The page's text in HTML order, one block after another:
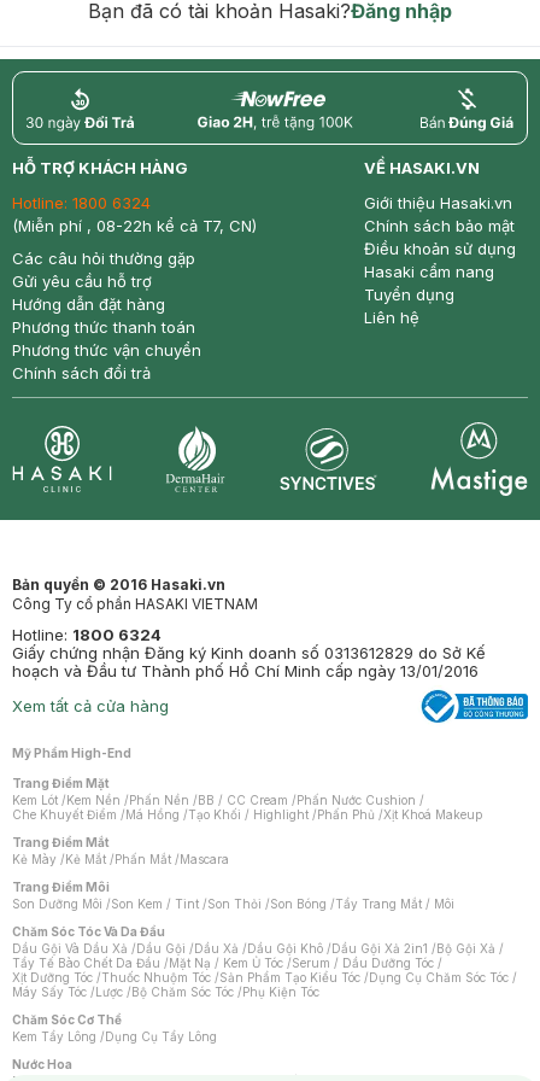
Bạn đã có tài khoản Hasaki?Đăng nhập
return nowfree price
HỖ TRỢ KHÁCH HÀNG
Hotline: 1800 6324
(Miễn phí , 08-22h kể cả T7, CN)
Các câu hỏi thường gặp
Gửi yêu cầu hỗ trợ
Hướng dẫn đặt hàng
Phương thức thanh toán
Phương thức vận chuyển
Chính sách đổi trả
VỀ HASAKI.VN
Giới thiệu Hasaki.vn
Chính sách bảo mật
Điều khoản sử dụng
Hasaki cẩm nang
Tuyển dụng
Liên hệ
Bản quyền © 2016 Hasaki.vn
Công Ty cổ phần HASAKI VIETNAM
Hotline: 1800 6324
Giấy chứng nhận Đăng ký Kinh doanh số 0313612829 do Sở Kế
hoạch và Đầu tư Thành phố Hồ Chí Minh cấp ngày 13/01/2016
Xem tất cả cửa hàng
Mỹ Phẩm High-End
Trang Điểm Mặt
Kem Lót /Kem Nền /Phấn Nền /BB / CC Cream /Phấn Nước Cushion /
Che Khuyết Điểm /Má Hồng /Tạo Khối / Highlight /Phấn Phủ /Xịt Khoá Makeup
Trang Điểm Mắt
Kẻ Mày /Kẻ Mắt /Phấn Mắt /Mascara
Trang Điểm Môi
Son Dưỡng Môi /Son Kem / Tint /Son Thỏi /Son Bóng /Tẩy Trang Mắt / Môi
Chăm Sóc Tóc Và Da Đầu
Dầu Gội Và Dầu Xả /Dầu Gội /Dầu Xả /Dầu Gội Khô /Dầu Gội Xả 2in1 /Bộ Gội Xả /
Tẩy Tế Bào Chết Da Đầu /Mặt Nạ / Kem Ủ Tóc /Serum / Dầu Dưỡng Tóc /
Xịt Dưỡng Tóc /Thuốc Nhuộm Tóc /Sản Phẩm Tạo Kiểu Tóc /Dụng Cụ Chăm Sóc Tóc /
Máy Sấy Tóc /Lược /Bộ Chăm Sóc Tóc /Phụ Kiện Tóc
Chăm Sóc Cơ Thể
Kem Tẩy Lông /Dụng Cụ Tẩy Lông
Nước Hoa